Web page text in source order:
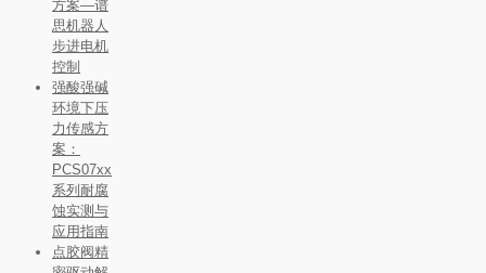
方案—谱
思机器人
步进电机
控制
强酸强碱
环境下压
力传感方
案：
PCS07xx
系列耐腐
蚀实测与
应用指南
点胶阀精